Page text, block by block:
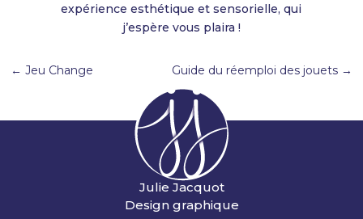
expérience esthétique et sensorielle, qui
j’espère vous plaira !
← Jeu Change Guide du réemploi des jouets →
Julie Jacquot
Design graphique